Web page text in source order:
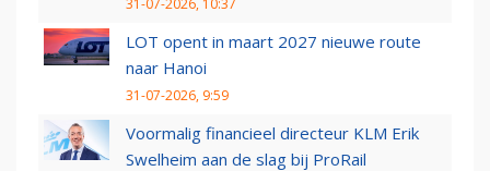
LOT opent in maart 2027 nieuwe route
naar Hanoi
31-07-2026, 9:59
Voormalig financieel directeur KLM Erik
Swelheim aan de slag bij ProRail